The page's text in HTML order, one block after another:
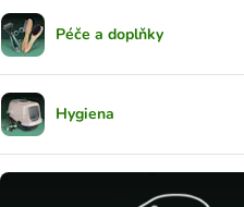
Péče a doplňky
Hygiena